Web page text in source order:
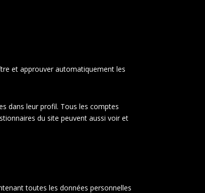
et approuver automatiquement les
dans leur profil. Tous les comptes
du site peuvent aussi voir et
toutes les données personnelles